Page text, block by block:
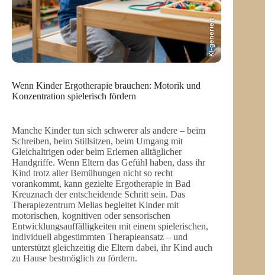
KI-generiert
Wenn Kinder Ergotherapie brauchen: Motorik und
Konzentration spielerisch fördern
Manche Kinder tun sich schwerer als andere – beim
Schreiben, beim Stillsitzen, beim Umgang mit
Gleichaltrigen oder beim Erlernen alltäglicher
Handgriffe. Wenn Eltern das Gefühl haben, dass ihr
Kind trotz aller Bemühungen nicht so recht
vorankommt, kann gezielte Ergotherapie in Bad
Kreuznach der entscheidende Schritt sein. Das
Therapiezentrum Melias begleitet Kinder mit
motorischen, kognitiven oder sensorischen
Entwicklungsauffälligkeiten mit einem spielerischen,
individuell abgestimmten Therapieansatz – und
unterstützt gleichzeitig die Eltern dabei, ihr Kind auch
zu Hause bestmöglich zu fördern.